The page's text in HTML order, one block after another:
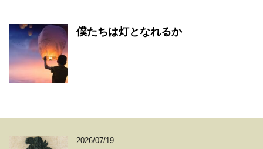
僕たちは灯となれるか
2026/07/19